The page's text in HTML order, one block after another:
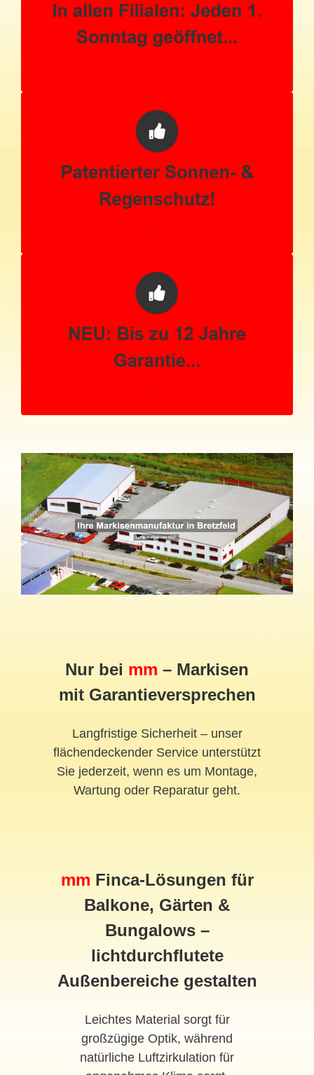
Nur bei mm – Markisen
mit Garantieversprechen
Langfristige Sicherheit – unser
flächendeckender Service unterstützt
Sie jederzeit, wenn es um Montage,
Wartung oder Reparatur geht.
mm Finca-Lösungen für
Balkone, Gärten &
Bungalows –
lichtdurchflutete
Außenbereiche gestalten
Leichtes Material sorgt für
großzügige Optik, während
natürliche Luftzirkulation für